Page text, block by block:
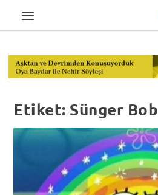
Etiket: Sünger Bob